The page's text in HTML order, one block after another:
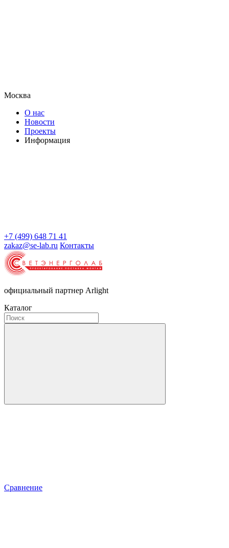
Москва
О нас
Новости
Проекты
Информация
+7 (499) 648 71 41
zakaz@se-lab.ru Контакты
официальный партнер Arlight
Каталог
Сравнение